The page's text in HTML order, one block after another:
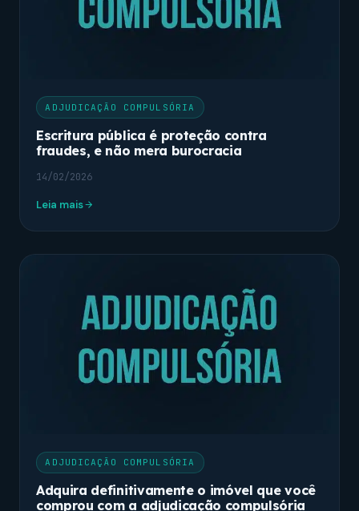
ADJUDICAÇÃO COMPULSÓRIA
Escritura pública é proteção contra
fraudes, e não mera burocracia
14/02/2026
Leia mais
ADJUDICAÇÃO COMPULSÓRIA
Adquira definitivamente o imóvel que você
comprou com a adjudicação compulsória